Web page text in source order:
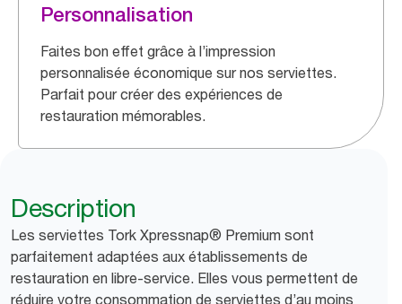
Personnalisation
Faites bon effet grâce à l’impression
personnalisée économique sur nos serviettes.
Parfait pour créer des expériences de
restauration mémorables.
Description
Les serviettes Tork Xpressnap® Premium sont
parfaitement adaptées aux établissements de
restauration en libre-service. Elles vous permettent de
réduire votre consommation de serviettes d’au moins